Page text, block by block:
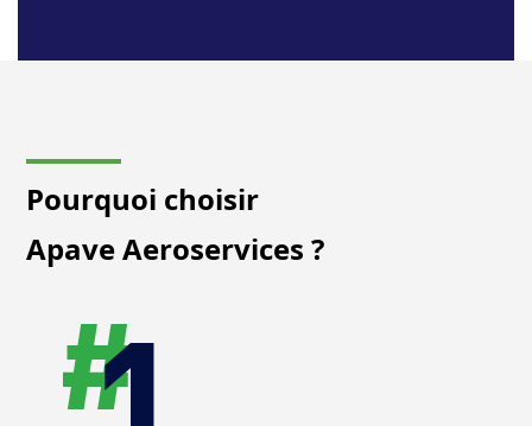
Pourquoi choisir
Apave Aeroservices ?